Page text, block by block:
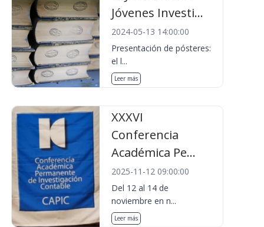
Jóvenes Investi...
2024-05-13 14:00:00
Presentación de pósteres:
el l...
Leer más
XXXVI
Conferencia
Académica Pe...
2025-11-12 09:00:00
Del 12 al 14 de
noviembre en n...
Leer más